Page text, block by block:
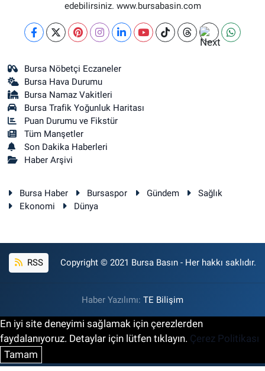
edebilirsiniz. www.bursabasin.com
Bursa Nöbetçi Eczaneler
Bursa Hava Durumu
Bursa Namaz Vakitleri
Bursa Trafik Yoğunluk Haritası
Puan Durumu ve Fikstür
Tüm Manşetler
Son Dakika Haberleri
Haber Arşivi
Bursa Haber Bursaspor Gündem
Sağlık
Ekonomi
Dünya
RSS Copyright © 2021 Bursa Basın - Her hakkı saklıdır.
Haber Yazılımı: TE Bilişim
En iyi site deneyimi sağlamak için çerezlerden
faydalanıyoruz. Detaylar için lütfen tıklayın. Çerez Politikası
Tamam